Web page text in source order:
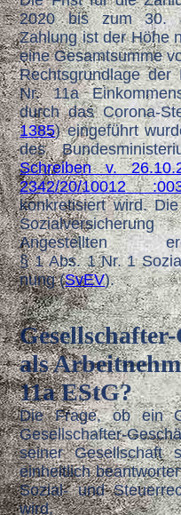
2020 bis zum 30.
Zahlung ist der Höhe
eine Gesamtsumme
Rechtsgrundlage
Nr. 11a
durch das Corona-
1385) eingeführt
des
Schreiben v.
2342/20/10012
konkretisiert wird.
§ 1 Abs. 1 Nr. 1
nung (SvEV).
Ge
als
11a EStG?
Die Frage, ob ein
Gesellschafter-
seiner Gesellschaft
einheitlich
Sozial- und
wird.